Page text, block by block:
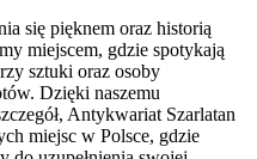
się pięknem oraz historią
miejscem, gdzie spotykają
sztuki oraz osoby
Dzięki naszemu
Antykwariat Szarlatan
miejsc w Polsce, gdzie